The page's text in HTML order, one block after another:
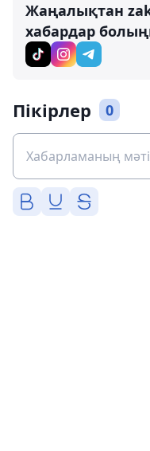
Жаңалықтан
хабардар
Пікірлер 0